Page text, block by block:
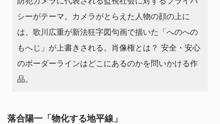
シーがテーマ。カメラがとらえた人物の顔の上に
は、歌川広重が新法狂字図句画で描いた「へのへの
もへじ」が上書きされる。肖像権とは？ 安全・安心
のボーダーラインはどこにあるのかを問いかける作
品。
落合陽⼀「物化する地平線」